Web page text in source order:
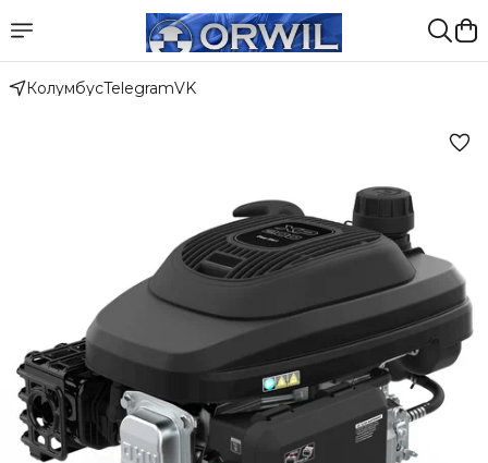
КолумбусTelegramVK